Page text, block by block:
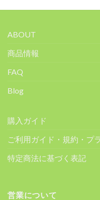
ABOUT
商品情報
FAQ
Blog
購入ガイド
ご利用ガイド・規約・プ
特定商法に基づく表記
営業について